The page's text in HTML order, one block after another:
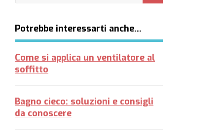
Potrebbe interessarti anche…
Come si applica un ventilatore al
soffitto
Bagno cieco: soluzioni e consigli
da conoscere